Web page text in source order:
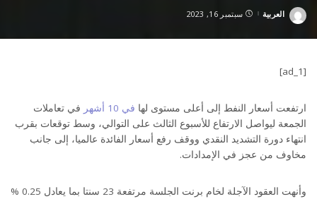
Posted
العربية سبتمبر 16, 2023
[ad_1]
ارتفعت أسعار النفط إلى أعلى مستوى لها في 10 أشهر
في تعاملات
الجمعة ليواصل الارتفاع للأسبوع الثالث على التوالي، وسط توقعات بقرب
انتهاء دورة التشديد النقدي ووقف رفع أسعار الفائدة عالميا، إلى جانب
مخاوف من عجز في الإمدادات.
وأنهت العقود الآجلة لخام برنت الجلسة مرتفعة 23 سنتا بما يعادل 0.25 %